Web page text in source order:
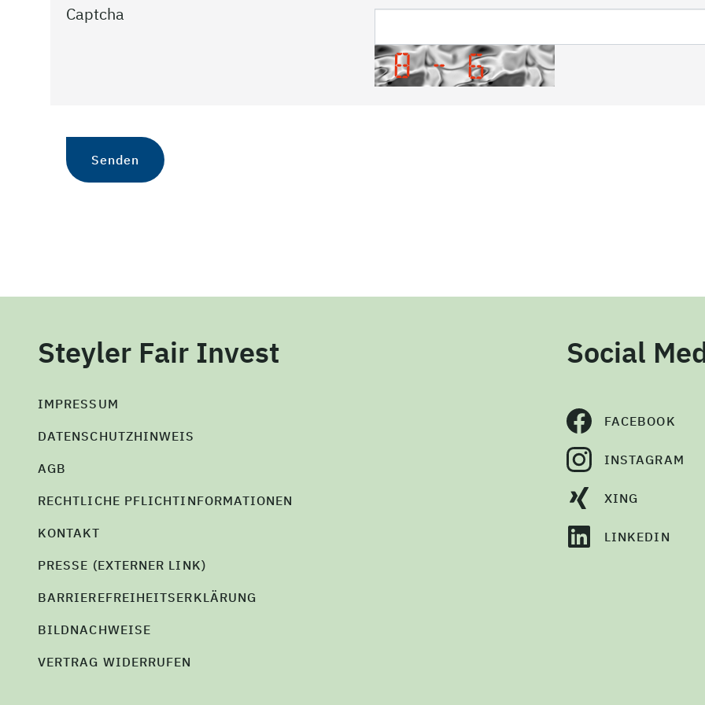
Captcha
Steyler Fair Invest
IMPRESSUM
DATENSCHUTZHINWEIS
AGB
RECHTLICHE PFLICHTINFORMATIONEN
KONTAKT
PRESSE (EXTERNER LINK)
BARRIEREFREIHEITSERKLÄRUNG
BILDNACHWEISE
VERTRAG WIDERRUFEN
Social
FACEBOOK
INSTAGRAM
XING
LINKEDIN